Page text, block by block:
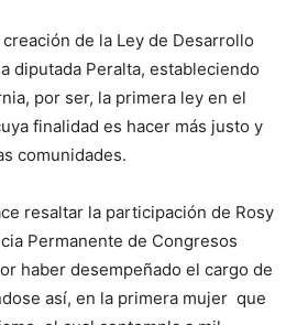
de la Ley de Desarrollo
diputada Peralta, estableciendo
por ser, la primera ley en el
finalidad es hacer más justo y
comunidades.
resaltar la participación de Rosy
Permanente de Congresos
haber desempeñado el cargo de
así, en la primera mujer que